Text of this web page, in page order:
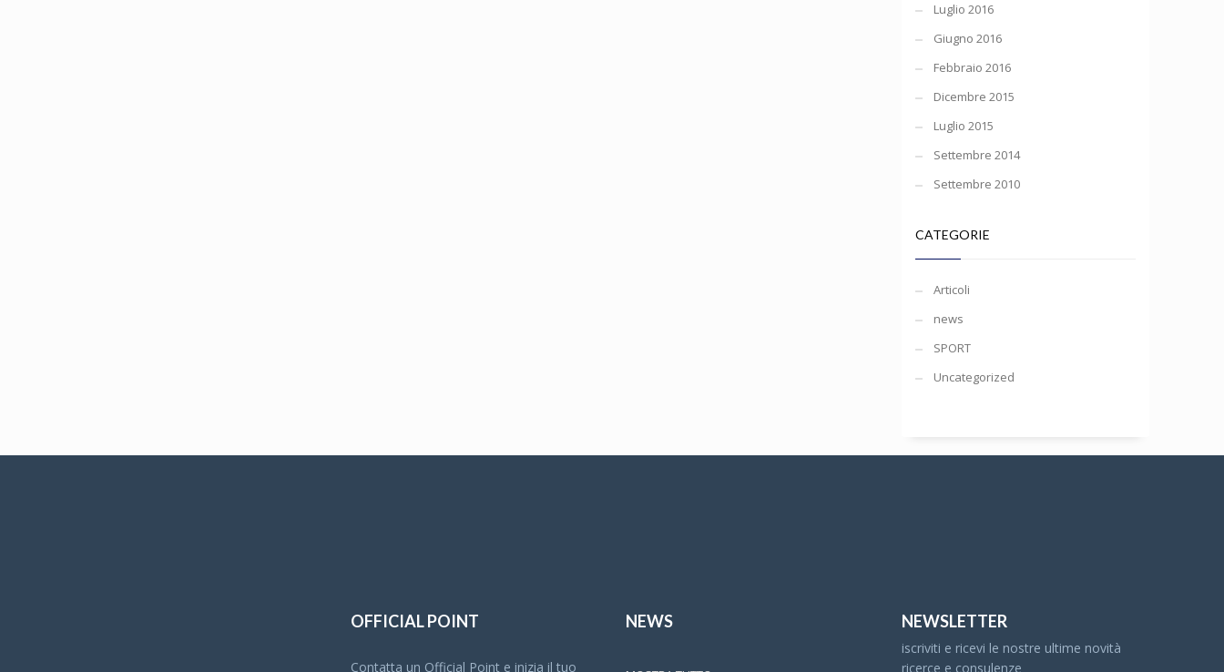
Luglio 2016
Giugno 2016
Febbraio 2016
Dicembre 2015
Luglio 2015
Settembre 2014
Settembre 2010
CATEGORIE
Articoli
news
SPORT
Uncategorized
OFFICIAL POINT
Contatta un Official Point e inizia il tuo
NEWS NEWSLETTER
iscriviti e ricevi le nostre ultime novità
ricerce e consulenze